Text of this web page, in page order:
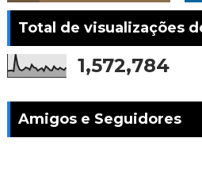
Total de visualizações
1,572,784
Amigos e Seguidores